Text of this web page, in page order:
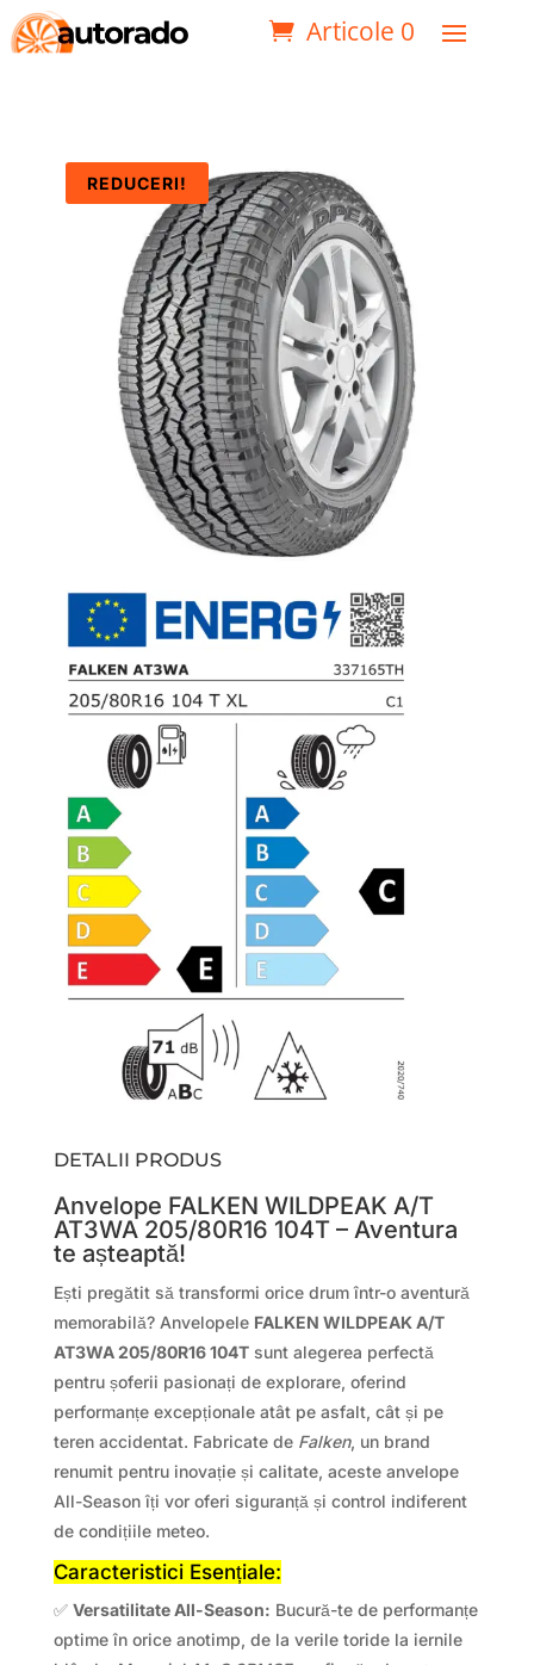
Articole 0
REDUCERI!
DETALII PRODUS
Anvelope FALKEN WILDPEAK A/T
AT3WA 205/80R16 104T – Aventura
te așteaptă!
Ești pregătit să transformi orice drum într-o aventură
memorabilă? Anvelopele FALKEN WILDPEAK A/T
AT3WA 205/80R16 104Tsunt alegerea perfectă
pentru șoferii pasionați de explorare, oferind
performanțe excepționale atât pe asfalt, cât și pe
teren accidentat. Fabricate de Falken, un brand
renumit pentru inovație și calitate, aceste anvelope
All-Season îți vor oferi siguranță și control indiferent
de condițiile meteo.
Caracteristici Esențiale:
✅ Versatilitate All-Season: Bucură-te de performanțe
optime în orice anotimp, de la verile toride la iernile